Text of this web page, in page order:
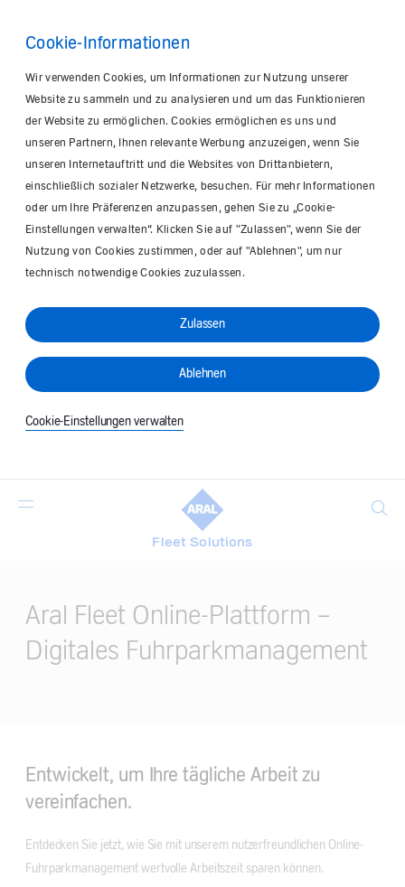
Cookie-Informationen
Wir verwenden Cookies, um Informationen zur Nutzung unserer
Website zu sammeln und zu analysieren und um das Funktionieren
der Website zu ermöglichen. Cookies ermöglichen es uns und
unseren Partnern, Ihnen relevante Werbung anzuzeigen, wenn Sie
unseren Internetauftritt und die Websites von Drittanbietern,
einschließlich sozialer Netzwerke, besuchen. Für mehr Informationen
oder um Ihre Präferenzen anzupassen, gehen Sie zu „Cookie-
Einstellungen verwalten“. Klicken Sie auf "Zulassen", wenn Sie der
Nutzung von Cookies zustimmen, oder auf "Ablehnen", um nur
technisch notwendige Cookies zuzulassen.
Zulassen
Ablehnen
Cookie-Einstellungen verwalten
Fleet Solutions
Suche
Aral Fleet Online-Plattform -
Digitales Fuhrparkmanagement
Entwickelt, um Ihre tägliche Arbeit zu
vereinfachen.
Entdecken Sie jetzt, wie Sie mit unserem nutzerfreundlichen Online-
Fuhrparkmanagement wertvolle Arbeitszeit sparen können.